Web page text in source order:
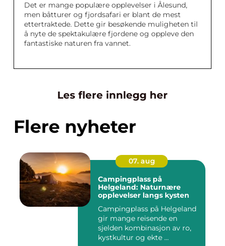
Det er mange populære opplevelser i Ålesund,
men båtturer og fjordsafari er blant de mest
ettertraktede. Dette gir besøkende muligheten til
å nyte de spektakulære fjordene og oppleve den
fantastiske naturen fra vannet.
Les flere innlegg her
Flere nyheter
07. aug
Campingplass på
Helgeland: Naturnære
opplevelser langs kysten
Campingplass på Helgeland
gir mange reisende en
sjelden kombinasjon av ro,
kystkultur og ekte ...